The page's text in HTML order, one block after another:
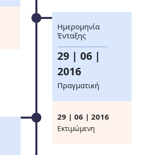
Ημερομηνία
Ένταξης
29 | 06 |
2016
Πραγματική
29 | 06 | 2016
Eκτιμώμενη